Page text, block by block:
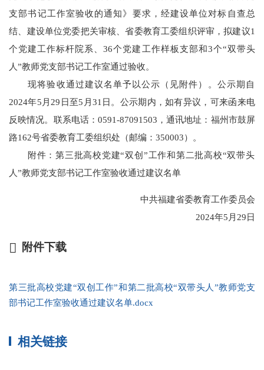
支部书记工作室验收的通知》要求，经建设单位对标自查总
结、建设单位党委把关审核、省委教育工委组织评审，拟建议1
个党建工作标杆院系、36个党建工作样板支部和3个“双带头
人”教师党支部书记工作室通过验收。
现将验收通过建议名单予以公示（见附件）。公示期自
2024年5月29日至5月31日。公示期内，如有异议，可来函来电
反映情况。联系电话：0591-87091503，通讯地址：福州市鼓屏
路162号省委教育工委组织处（邮编：350003）。
附件：第三批高校党建“双创”工作和第二批高校“双带头
人”教师党支部书记工作室验收通过建议名单
中共福建省委教育工作委员会
2024年5月29日
附件下载
第三批高校党建“双创工作”和第二批高校“双带头人”教师党支
部书记工作室验收通过建议名单.docx
相关链接